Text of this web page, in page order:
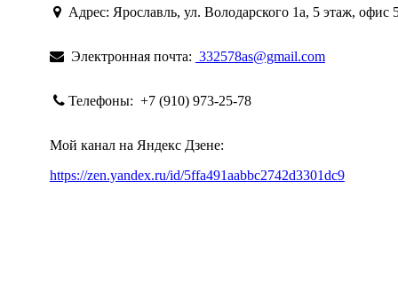
Адрес: Ярославль, ул. Володарского 1а, 5 этаж, офис
Электронная почта: 332578as@gmail.com
Телефоны: +7 (910) 973-25-78
Мой канал на Яндекс Дзене:
https://zen.yandex.ru/id/5ffa491aabbc2742d3301dc9